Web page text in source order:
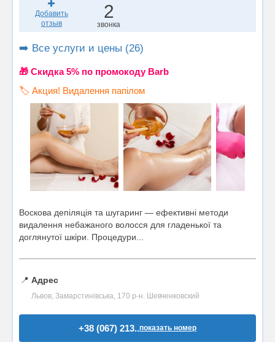
Добавить
отзыв
2
звонка
➡️ Все услуги и цены (26)
🎁 Cкидка 5% по промокоду Barb
🏷️ Акция! Видалення папілом
Воскова депіляція та шугаринг — ефективні методи
видалення небажаного волосся для гладенької та
доглянутої шкіри. Процедури...
📍 Адрес
Львов, Замарстинівська, 170 р-н. Шевченковский
+38 (067) 213..показать номер